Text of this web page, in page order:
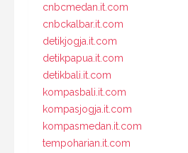
cnbcmedan.it.com
cnbckalbar.it.com
detikjogja.it.com
detikpapua.it.com
detikbali.it.com
kompasbali.it.com
kompasjogja.it.com
kompasmedan.it.com
tempoharian.it.com